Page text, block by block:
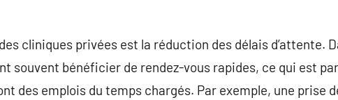
cliniques privées est la réduction des délais d’attente.
souvent bénéficier de rendez-vous rapides, ce qui est
des emplois du temps chargés. Par exemple, une prise